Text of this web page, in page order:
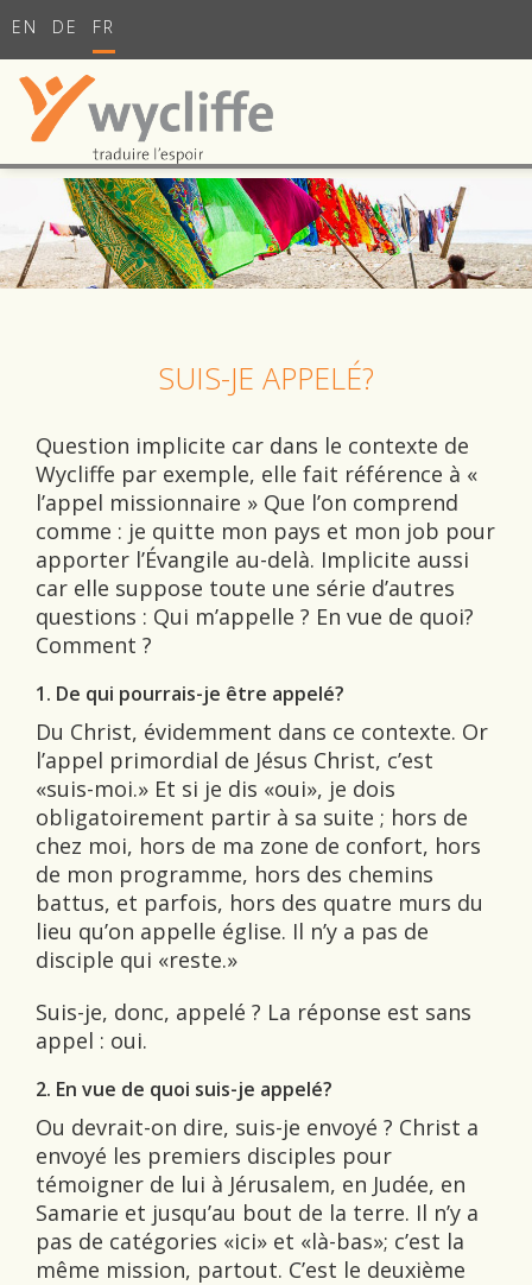
EN DE FR
SUIS-JE APPELÉ?
Question implicite car dans le contexte de
Wycliffe par exemple, elle fait référence à «
l’appel missionnaire » Que l’on comprend
comme : je quitte mon pays et mon job pour
apporter l’Évangile au-delà. Implicite aussi
car elle suppose toute une série d’autres
questions : Qui m’appelle ? En vue de quoi?
Comment ?
1. De qui pourrais-je être appelé?
Du Christ, évidemment dans ce contexte. Or
l’appel primordial de Jésus Christ, c’est
«suis-moi.» Et si je dis «oui», je dois
obligatoirement partir à sa suite ; hors de
chez moi, hors de ma zone de confort, hors
de mon programme, hors des chemins
battus, et parfois, hors des quatre murs du
lieu qu’on appelle église. Il n’y a pas de
disciple qui «reste.»
Suis-je, donc, appelé ? La réponse est sans
appel : oui.
2. En vue de quoi suis-je appelé?
Ou devrait-on dire, suis-je envoyé ? Christ a
envoyé les premiers disciples pour
témoigner de lui à Jérusalem, en Judée, en
Samarie et jusqu’au bout de la terre. Il n’y a
pas de catégories «ici» et «là-bas»; c’est la
même mission, partout. C’est le deuxième